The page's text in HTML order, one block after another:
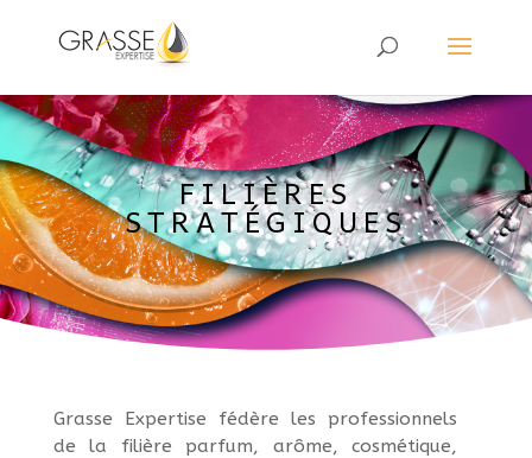
FILIÈRES
STRATÉGIQUES
Grasse Expertise fédère les professionnels
de la filière parfum, arôme, cosmétique,